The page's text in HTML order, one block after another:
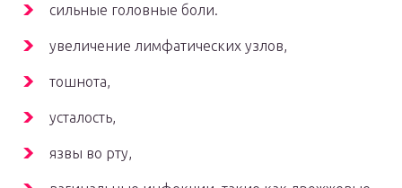
сильные головные боли.
увеличение лимфатических узлов,
тошнота,
усталость,
язвы во рту,